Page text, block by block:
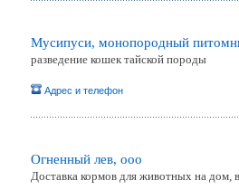
Мусипуси, монопородный
разведение кошек тайской породы
Адрес и телефон
Огненный лев, ооо
Доставка кормов для животных на дом,